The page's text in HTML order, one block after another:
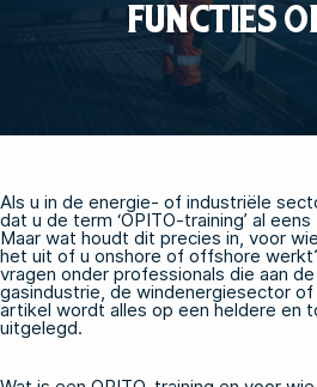
FUNCTIES
Als u in de energie- of industriële
dat u de term ‘OPITO-training’ al
Maar wat houdt dit precies in, voor
het uit of u onshore of offshore
vragen onder professionals die aan
gasindustrie, de windenergiesector
artikel wordt alles op een heldere en
uitgelegd.